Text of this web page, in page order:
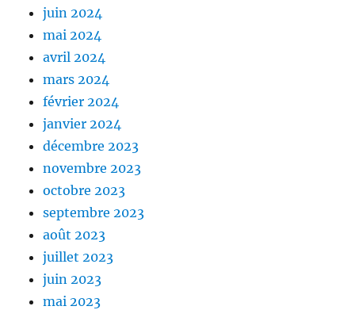
juin 2024
mai 2024
avril 2024
mars 2024
février 2024
janvier 2024
décembre 2023
novembre 2023
octobre 2023
septembre 2023
août 2023
juillet 2023
juin 2023
mai 2023